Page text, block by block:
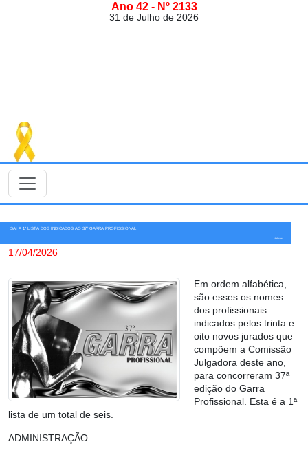
Ano 42 - Nº 2133
31 de Julho de 2026
SAI A 1ª LISTA DOS INDICADOS AO 37º GARRA PROFISSIONAL
Notícias
17/04/2026
Em ordem alfabética,
são esses os nomes
dos profissionais
indicados pelos trinta e
oito novos jurados que
compõem a Comissão
Julgadora deste ano,
para concorreram 37ª
edição do Garra
Profissional. Esta é a 1ª
lista de um total de seis.
ADMINISTRAÇÃO